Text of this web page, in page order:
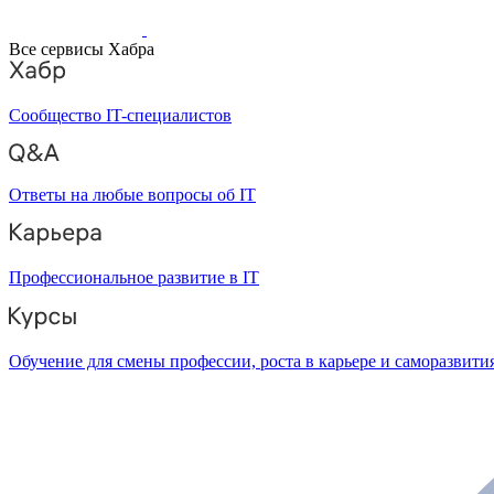
Все сервисы Хабра
Сообщество IT-специалистов
Ответы на любые вопросы об IT
Профессиональное развитие в IT
Обучение для смены профессии, роста в карьере и